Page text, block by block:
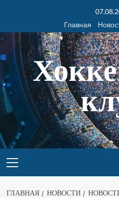
Главная
ГЛАВНАЯ НОВОСТИ